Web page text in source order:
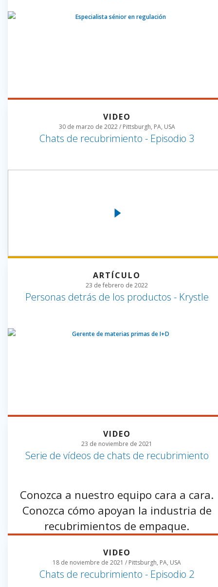
VIDEO
30 de marzo de 2022 / Pittsburgh, PA, USA
Chats de recubrimiento - Episodio 3
ARTÍCULO
23 de febrero de 2022
Personas detrás de los productos - Krystle
VIDEO
23 de noviembre de 2021
Serie de vídeos de chats de recubrimiento
Conozca a nuestro equipo cara a cara.
Conozca cómo apoyan la industria de
recubrimientos de empaque.
VIDEO
18 de noviembre de 2021 / Pittsburgh, PA, USA
Chats de recubrimiento - Episodio 2